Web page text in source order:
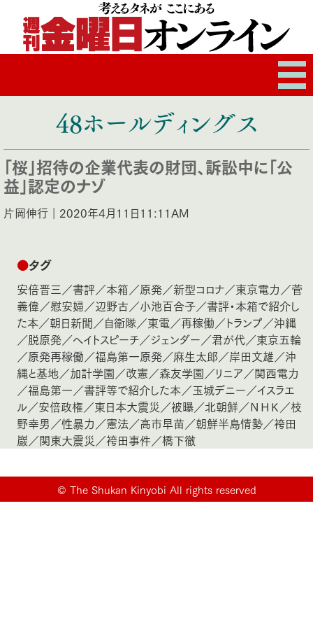
48ホールディングス
「桜」招待の企業代表の財団、訴訟中に「公
益」認定のナゾ
片岡伸行｜2020年4月11日11:11AM
●タグ
安倍晋三 ／書評／本箱／原発／新型コロナ／東京電力 ／菅
義偉／慰安婦／辺野古／小池百合子／書評・本箱で紹介し
た本／朝日新聞／自衛隊／東電／再稼働／トランプ／沖縄
／脱原発／ヘイトスピーチ／ジェンダー／君が代／東京五輪
／原発再稼働／福島第一原発／麻生太郎／岸田文雄／沖
縄と基地／加計学園／改憲／森友学園／リニア／関西電力
／福島第一／書評等で紹介した本／玉城デニー／イスラエ
ル／安倍政権／東日本大震災 ／被曝／北朝鮮／ＮＨＫ ／枝
野幸男 ／性暴力 ／憲法／高市早苗／朝鮮半島情勢／袴田
巖／関東大震災 ／袴田事件／橋下徹
© The Shukan Kinyobi All rights reserved